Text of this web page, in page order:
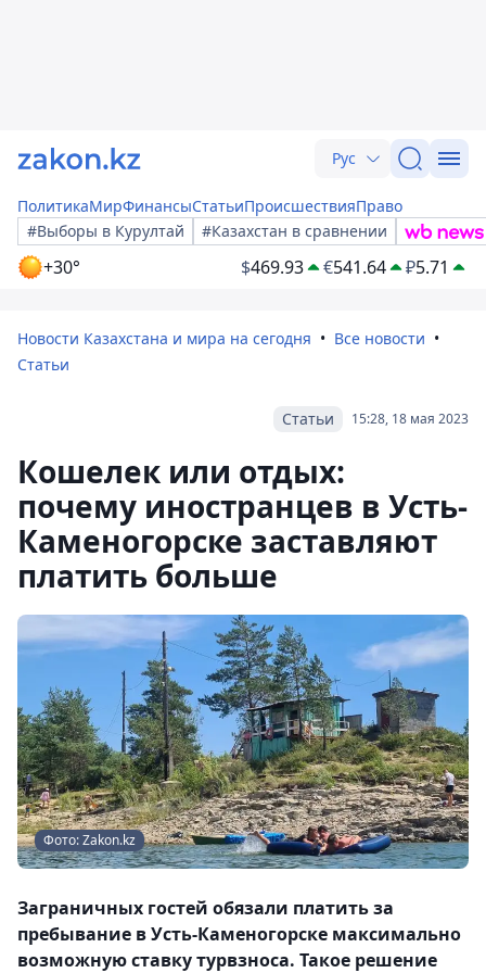
Рус
ПолитикаМирФинансыСтатьиПроисшествияПраво
#Выборы в Курултай
#Казахстан в сравнении
+30° $469.93 €541.64 ₽5.71
Новости Казахстана и мира на сегодня
Все новости
Статьи
15:28, 18 мая 2023
Статьи
Кошелек или отдых:
почему иностранцев в Усть-
Каменогорске заставляют
платить больше
Фото: Zakon.kz
Заграничных гостей обязали платить за
пребывание в Усть-Каменогорске максимально
возможную ставку турвзноса. Такое решение